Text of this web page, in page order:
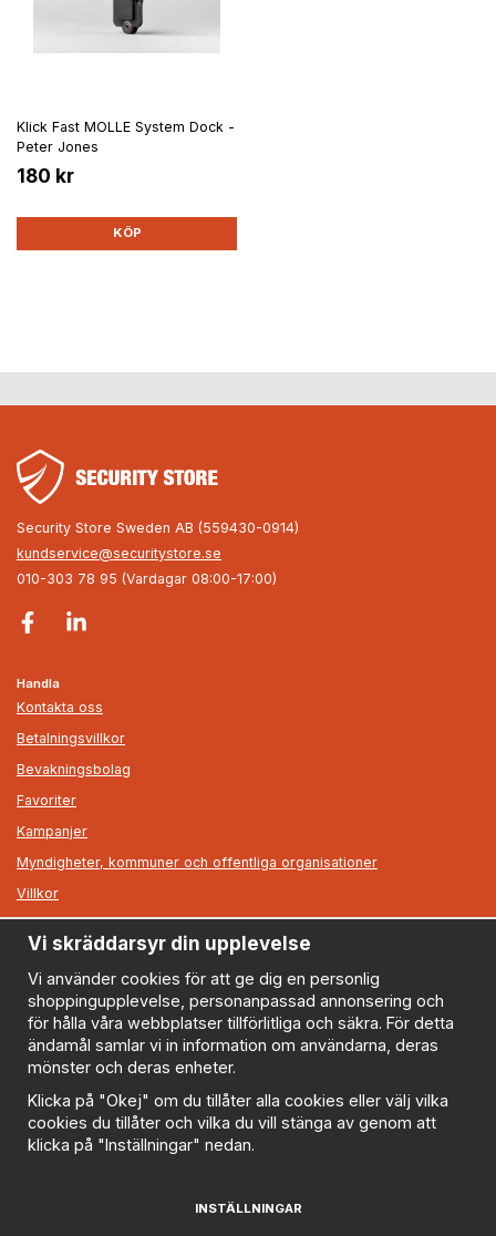
Klick Fast MOLLE System Dock -
Peter Jones
180 kr
KÖP
Security Store Sweden AB (559430-0914)
kundservice@securitystore.se
010-303 78 95 (Vardagar 08:00-17:00)
Handla
Kontakta oss
Betalningsvillkor
Bevakningsbolag
Favoriter
Kampanjer
Myndigheter, kommuner och offentliga organisationer
Villkor
Information
Om oss
Nyheter
Nyhetsbrev
Logga in
Om cookies
Cookie inställningar
Policy
Vi skräddarsyr din upplevelse
Vi använder cookies för att ge dig en personlig
shoppingupplevelse, personanpassad annonsering och
för hålla våra webbplatser tillförlitliga och säkra. För detta
ändamål samlar vi in information om användarna, deras
mönster och deras enheter.
Klicka på "Okej" om du tillåter alla cookies eller välj vilka
cookies du tillåter och vilka du vill stänga av genom att
klicka på "Inställningar" nedan.
INSTÄLLNINGAR